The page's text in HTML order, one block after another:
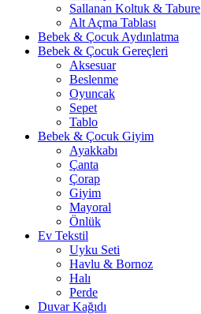
Sallanan Koltuk & Tabure
Alt Açma Tablası
Bebek & Çocuk Aydınlatma
Bebek & Çocuk Gereçleri
Aksesuar
Beslenme
Oyuncak
Sepet
Tablo
Bebek & Çocuk Giyim
Ayakkabı
Çanta
Çorap
Giyim
Mayoral
Önlük
Ev Tekstil
Uyku Seti
Havlu & Bornoz
Halı
Perde
Duvar Kağıdı